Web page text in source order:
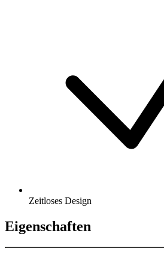
Zeitloses Design
Eigenschaften